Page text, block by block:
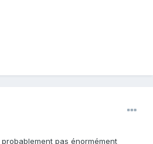
pas énormément